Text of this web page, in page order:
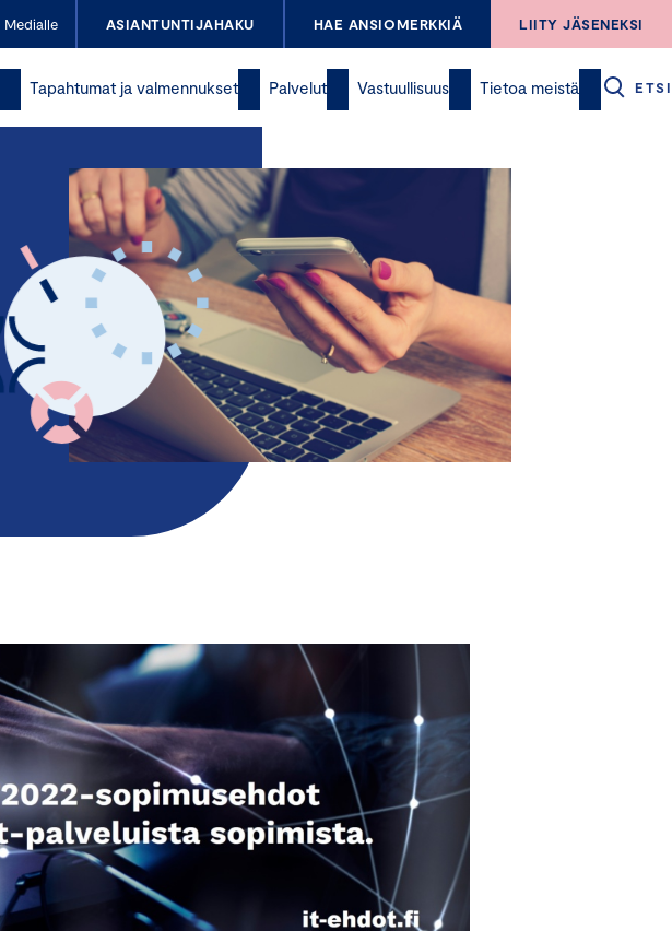
Medialle ASIANTUNTIJAHAKU HAE ANSIOMERKKIÄ LIITY JÄSENEKSI
Tapahtumat ja valmennukset Palvelut Vastuullisuus Tietoa meistä ETSI